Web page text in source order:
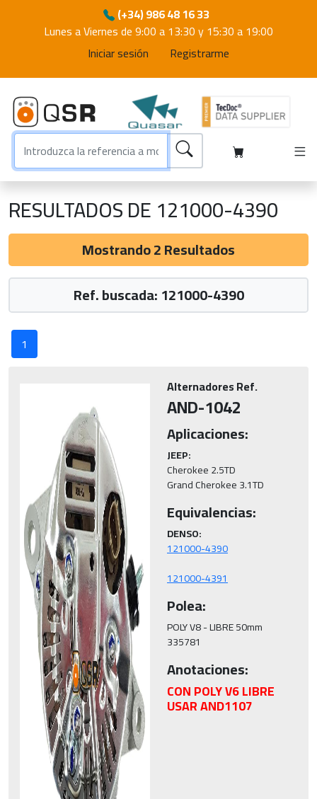
(+34) 986 48 16 33
Lunes a Viernes de 9:00 a 13:30 y 15:30 a 19:00
Iniciar sesión
Registrarme
RESULTADOS DE 121000-4390
Mostrando 2 Resultados
Ref. buscada: 121000-4390
1
Alternadores Ref.
AND-1042
Aplicaciones:
JEEP:
Cherokee 2.5TD
Grand Cherokee 3.1TD
Equivalencias:
DENSO:
121000-4391
Polea:
POLY V8 - LIBRE 50mm
335781
Anotaciones:
CON POLY V6 LIBRE
USAR AND1107